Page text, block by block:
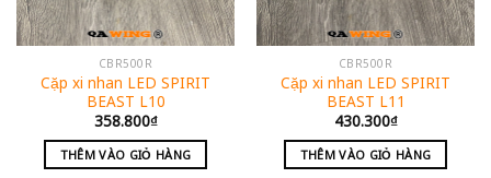
CBR500R
Cặp xi nhan LED SPIRIT
BEAST L10
358.800₫
THÊM VÀO GIỎ HÀNG
CBR500R
Cặp xi nhan LED SPIRIT
BEAST L11
430.300₫
THÊM VÀO GIỎ HÀNG